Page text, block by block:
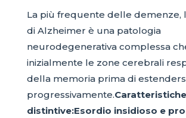
La più frequente delle demenze,
di Alzheimer è una patologia
neurodegenerativa complessa
inizialmente le zone cerebrali
della memoria prima di
progressivamente.Caratteristiche
distintive:Esordio insidioso e